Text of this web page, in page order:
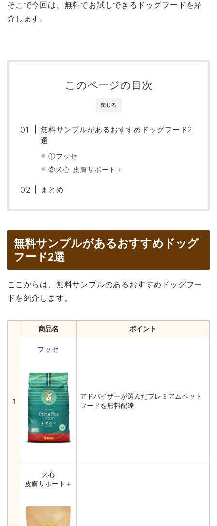
そこで今回は、無料でお試しできるドッグフードを紹
介します。
閉じる
このページの目次
無料サンプルがあるおすすめドッグフード2
選
①フッセ
②犬心 皮膚サポート＋
まとめ
無料サンプルがあるおすすめドッグ
フード2選
ここからは、無料サンプルのあるおすすめドッグフー
ドを紹介します。
商品名 ポイント
1
フッセ
アドバイザーが選んだプレミアムペット
フードを無料配達
犬心
皮膚サポート＋